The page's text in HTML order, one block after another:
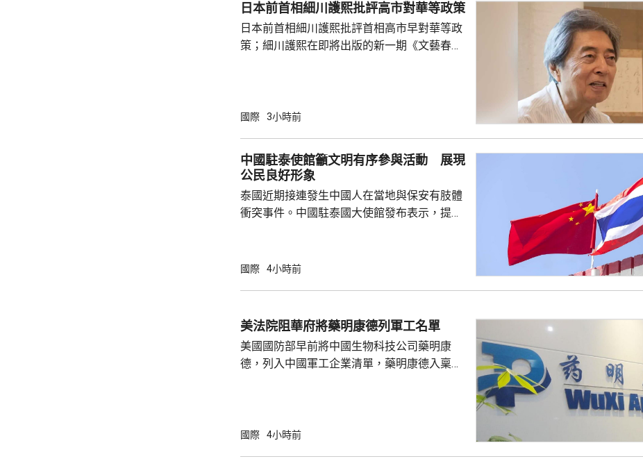
中不幸犧牲，同樣追記一等功。...
日本前首相細川護熙批評高市對華等政策
日本前首相細川護熙批評首相高市早對華等政
策；細川護熙在即將出版的新一期《文藝春
施，打破僵局，難免被批評是不負責任。他認
興奮，在處理對美中的距離感和如何保持平衡
方面，看不出有什麼戰略。 對於上月國會通過
修改後的新版《皇室典範》，細川批評是執...
國際 3小時前
中國駐泰使館籲文明有序參與活動 展現
公民良好形象
泰國近期接連發生中國人在當地與保安有肢體
衝突事件。中國駐泰國大使館發布表示，提醒
定，文明旅遊、禮貌待人，展現中國公民良好
公民要提前做好準備，了解活動規則，包括入
場、拍攝、攜帶物品等要求，如發生糾紛或合
法權益受到侵害，應保持冷靜，依法理性維...
國際 4小時前
美法院阻華府將藥明康德列軍工名單
美國國防部早前將中國生物科技公司藥明康
德，列入中國軍工企業清單，藥明康德入稟法
決表示歡迎，認為此舉減輕公司被列入名單所
國際 4小時前